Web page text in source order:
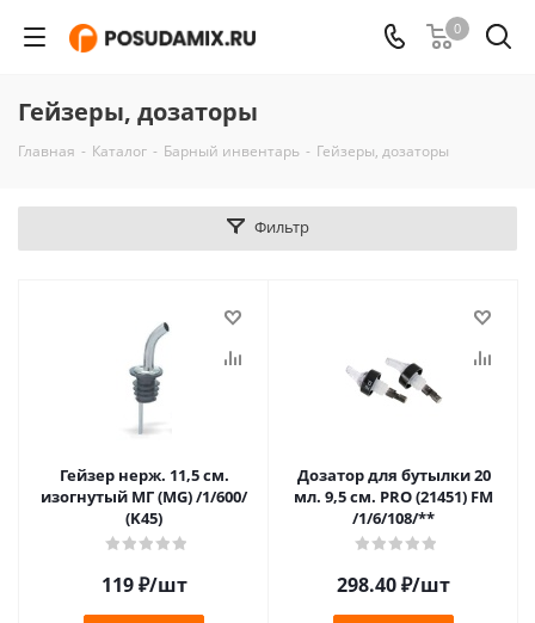
0
Гейзеры, дозаторы
Главная - Каталог - Барный инвентарь - Гейзеры, дозаторы
Фильтр
Гейзер нерж. 11,5 см.
изогнутый МГ (MG) /1/600/
(K45)
119₽/шт
Дозатор для бутылки 20
мл. 9,5 см. PRO (21451) FM
/1/6/108/**
298.40₽/шт